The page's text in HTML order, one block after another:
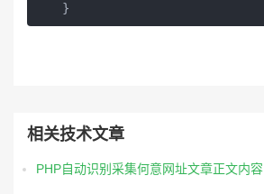
}
相关技术文章
PHP自动识别采集何意网址文章正文内容